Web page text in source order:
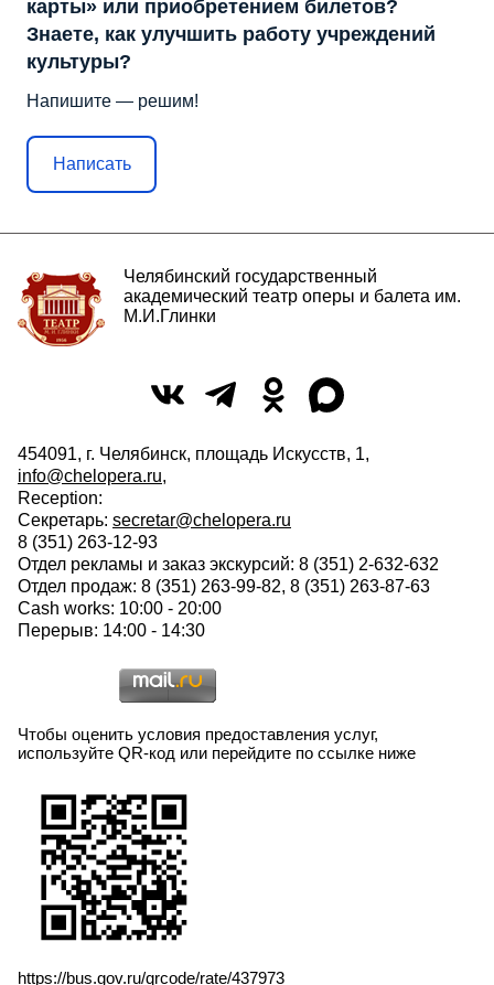
карты» или приобретением билетов?
Знаете, как улучшить работу учреждений
культуры?
Напишите — решим!
Написать
Челябинский государственный
академический театр оперы и балета им.
М.И.Глинки
454091, г. Челябинск, площадь Искусств, 1,
info@chelopera.ru,
Reception:
Секретарь: secretar@chelopera.ru
8 (351) 263-12-93
Отдел рекламы и заказ экскурсий: 8 (351) 2-632-632
Отдел продаж: 8 (351) 263-99-82, 8 (351) 263-87-63
Cash works: 10:00 - 20:00
Перерыв: 14:00 - 14:30
Чтобы оценить условия предоставления услуг,
используйте QR-код или перейдите по ссылке ниже
https://bus.gov.ru/qrcode/rate/437973